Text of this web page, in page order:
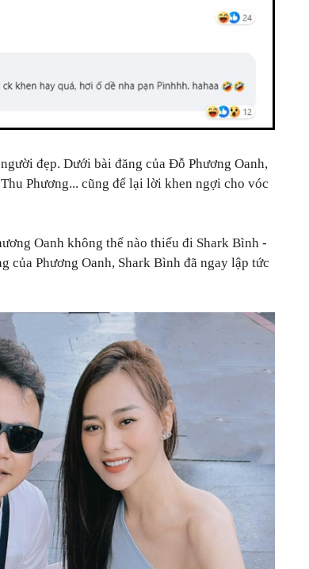
đẹp. Dưới bài đăng của Đỗ Phương Oanh,
Phương... cũng để lại lời khen ngợi cho vóc
Oanh không thể nào thiếu đi Shark Bình -
của Phương Oanh, Shark Bình đã ngay lập tức